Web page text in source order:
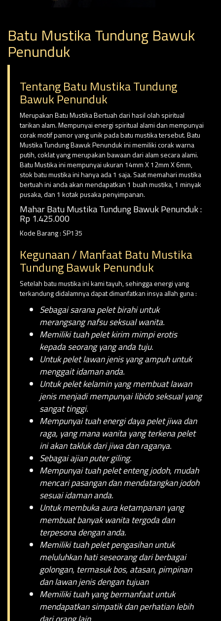
Batu Mustika Tundung Bawuk
Penunduk
Tentang Batu Mustika Tundung
Bawuk Penunduk
Merupakan Batu Mustika Bertuah dari hasil olah spiritual
tarikan alam. Mempunyai energi spiritual alami dan mempunyai
corak motif pamor yang unik pada batu mustika tersebut. Batu
Mustika Tundung Bawuk Penunduk ini memiliki corak warna
putih, coklat yang merupakan bawaan dari alam secara alami.
Batu Mustika ini mempunyai ukuran 14mm X 12mm X 6mm,
stok batu mustika ini hanya ada 1 saja. Saat memahari mustika
bertuah ini anda akan mendapatkan 1 buah mustika, 1 minyak
pusaka, dan 1 kotak pusaka penyimpanan.
Mahar Batu Mustika Tundung Bawuk Penunduk :
Rp 1.425.000
Kode Barang : SP135
Kegunaan / Manfaat Batu Mustika
Tundung Bawuk Penunduk
Setelah batu mustika ini kami tayuh, sehingga energi yang
terkandung didalamnya dapat dimanfatkan insya allah guna :
Sebagai sarana pelet birahi untuk
merangsang nafsu seksual wanita.
Memiliki tuah pelet kirim mimpi erotis
kepada seorang yang anda tuju.
Untuk pelet lawan jenis yang ampuh untuk
menggait idaman anda.
Untuk pelet kelamin yang membuat lawan
jenis menjadi mempunyai libido seksual yang
sangat tinggi.
Mempunyai tuah energi daya pelet jiwa dan
raga, yang mana wanita yang terkena pelet
ini akan takluk dari jiwa dan raganya.
Sebagai ajian puter giling.
Mempunyai tuah pelet enteng jodoh, mudah
mencari pasangan dan mendatangkan jodoh
sesuai idaman anda.
Untuk membuka aura ketampanan yang
membuat banyak wanita tergoda dan
terpesona dengan anda.
Memiliki tuah pelet pengasihan untuk
meluluhkan hati seseorang dari berbagai
golongan, termasuk bos, atasan, pimpinan
dan lawan jenis dengan tujuan
Memiliki tuah yang bermanfaat untuk
mendapatkan simpatik dan perhatian lebih